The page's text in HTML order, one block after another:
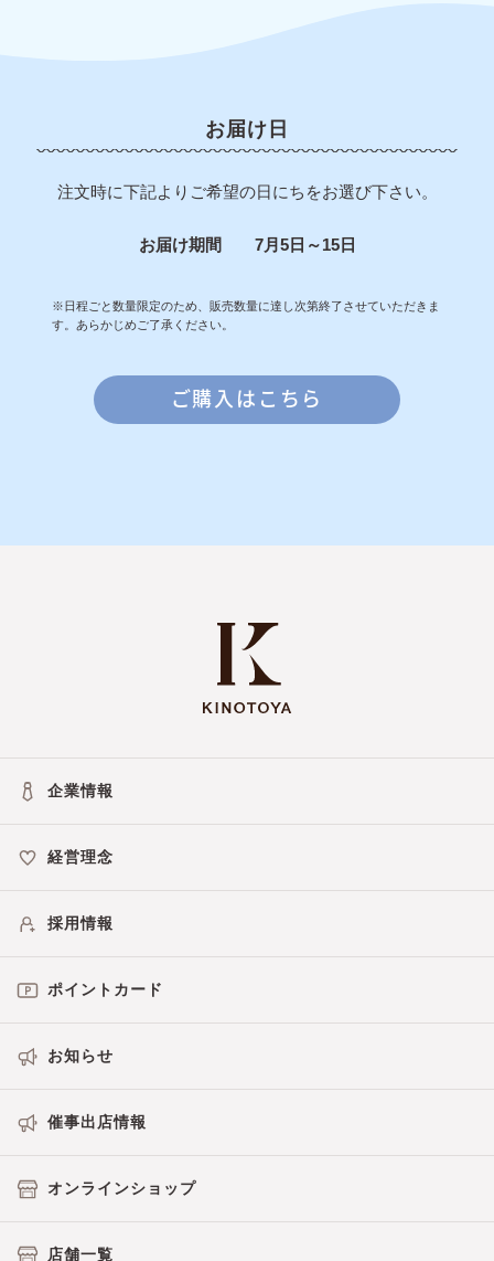
お届け日
注文時に下記よりご希望の日にちをお選び下さい。
お届け期間 7月5日～15日
※日程ごと数量限定のため、販売数量に達し次第終了させていただきま
す。あらかじめご了承ください。
ご購入はこちら
企業情報
経営理念
採用情報
ポイントカード
お知らせ
催事出店情報
オンラインショップ
店舗一覧